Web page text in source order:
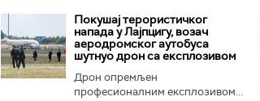
Покушај терористичког
напада у Лајпцигу, возач
аеродромског аутобуса
шутнуо дрон са експлозивом
Дрон опремљен
професионалним експлозивом...